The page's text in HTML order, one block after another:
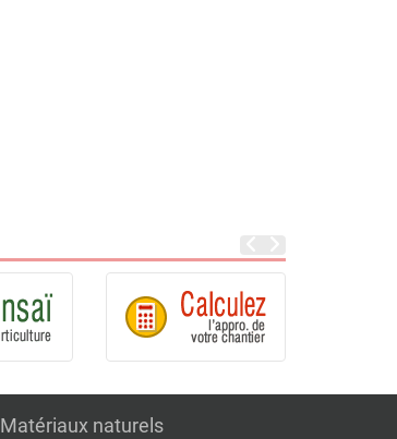
Matériaux naturels